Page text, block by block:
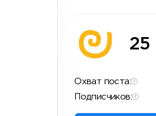
25
Охват поста:
Подписчиков: